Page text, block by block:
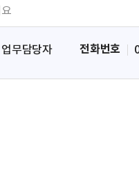
무담당자 전화번호